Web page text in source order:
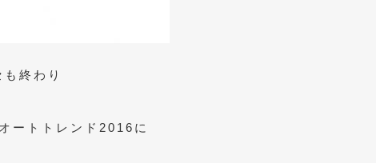
終わり
ートトレンド2016に